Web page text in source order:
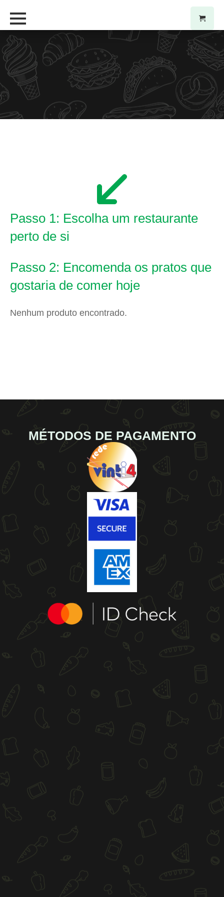
Passo 1: Escolha um restaurante
perto de si
Passo 2: Encomenda os pratos que
gostaria de comer hoje
Nenhum produto encontrado.
MÉTODOS DE PAGAMENTO